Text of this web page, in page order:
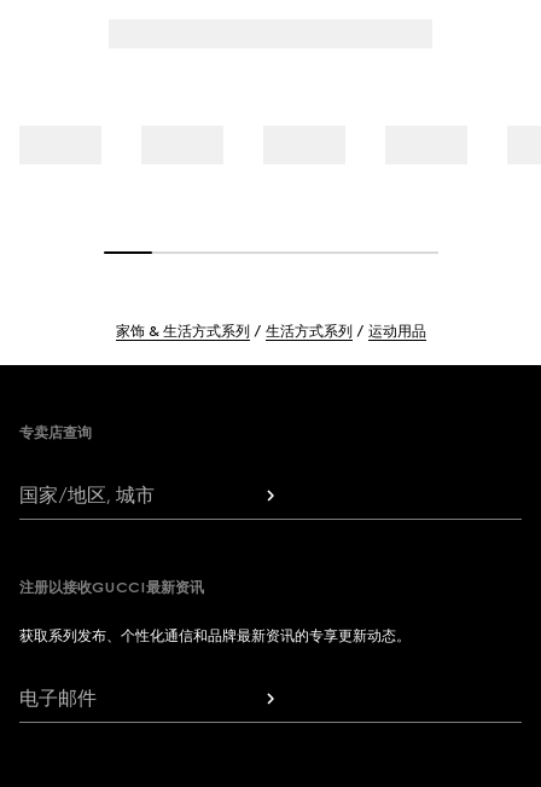
家饰 & 生活方式系列 生活方式系列 运动用品
专卖店查询
国家/地区, 城市
注册以接收GUCCI最新资讯
获取系列发布、个性化通信和品牌最新资讯的专享更新动态。
电子邮件